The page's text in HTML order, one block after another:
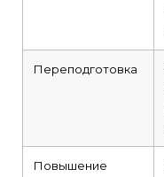
Переподготовка
Повышение